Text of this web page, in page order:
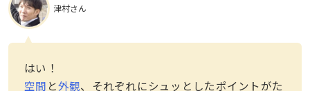
津村さん
はい！
空間 と外観、それぞれにシュッとしたポイントがた